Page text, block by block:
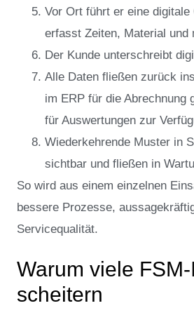
Vor Ort führt er eine
erfasst Zeiten, Material und
Der Kunde unterschreibt
Alle Daten fließen zurück
im ERP für die Abrechnung
für Auswertungen zur
Wiederkehrende Muster in
sichtbar und fließen in
So wird aus einem einzelnen
bessere Prozesse,
Servicequalität.
Warum viele
scheitern